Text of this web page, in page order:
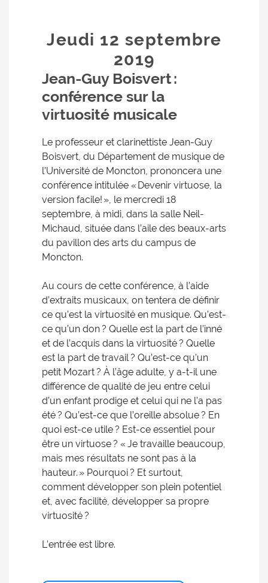
Jeudi 12 septembre
2019
Jean-Guy Boisvert :
conférence sur la
virtuosité musicale
Le professeur et clarinettiste Jean-Guy
Boisvert, du Département de musique de
l’Université de Moncton, prononcera une
conférence intitulée « Devenir virtuose, la
version facile! », le mercredi 18
septembre, à midi, dans la salle Neil-
Michaud, située dans l’aile des beaux-arts
du pavillon des arts du campus de
Moncton.
Au cours de cette conférence, à l’aide
d’extraits musicaux, on tentera de définir
ce qu’est la virtuosité en musique. Qu’est-
ce qu’un don ? Quelle est la part de l’inné
et de l’acquis dans la virtuosité ? Quelle
est la part de travail ? Qu’est-ce qu’un
petit Mozart ? À l’âge adulte, y a-t-il une
différence de qualité de jeu entre celui
d’un enfant prodige et celui qui ne l’a pas
été ? Qu’est-ce que l’oreille absolue ? En
quoi est-ce utile ? Est-ce essentiel pour
être un virtuose ? « Je travaille beaucoup,
mais mes résultats ne sont pas à la
hauteur. » Pourquoi ? Et surtout,
comment développer son plein potentiel
et, avec facilité, développer sa propre
virtuosité ?
L’entrée est libre.